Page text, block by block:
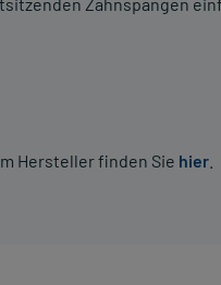
Hersteller finden Sie hier